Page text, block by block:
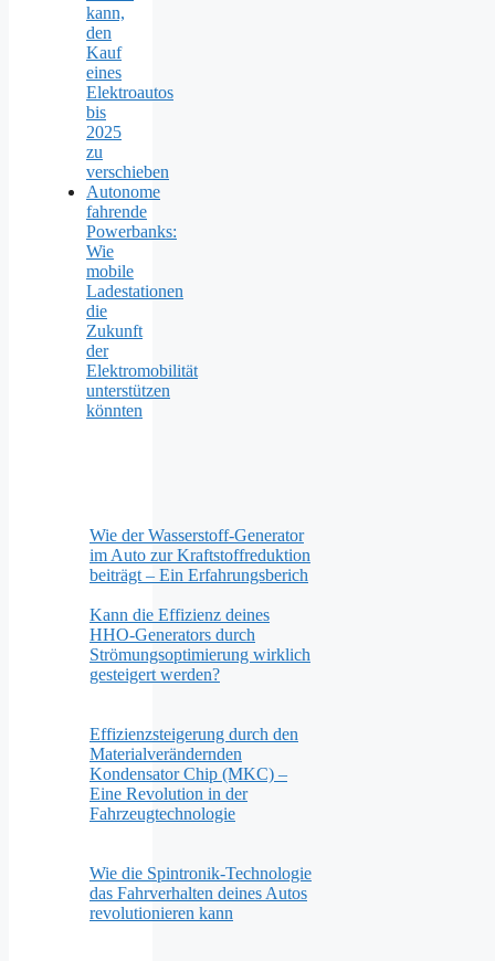
kann,
den
Kauf
eines
Elektroautos
bis
2025
zu
verschieben
Autonome
fahrende
Powerbanks:
Wie
mobile
Ladestationen
die
Zukunft
der
Elektromobilität
unterstützen
könnten
Wie der Wasserstoff-Generator
im Auto zur Kraftstoffreduktion
beiträgt – Ein Erfahrungsberich
Kann die Effizienz deines
HHO-Generators durch
Strömungsoptimierung wirklich
gesteigert werden?
Effizienzsteigerung durch den
Materialverändernden
Kondensator Chip (MKC) –
Eine Revolution in der
Fahrzeugtechnologie
Wie die Spintronik-Technologie
das Fahrverhalten deines Autos
revolutionieren kann